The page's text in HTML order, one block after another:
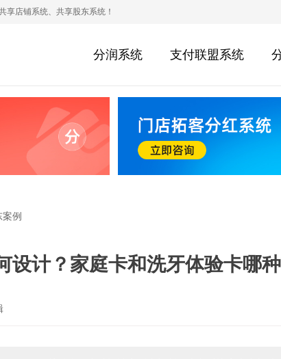
享店铺系统、共享股东系统！
分润系统 支付联盟系统
例
设计？家庭卡和洗牙体验卡哪